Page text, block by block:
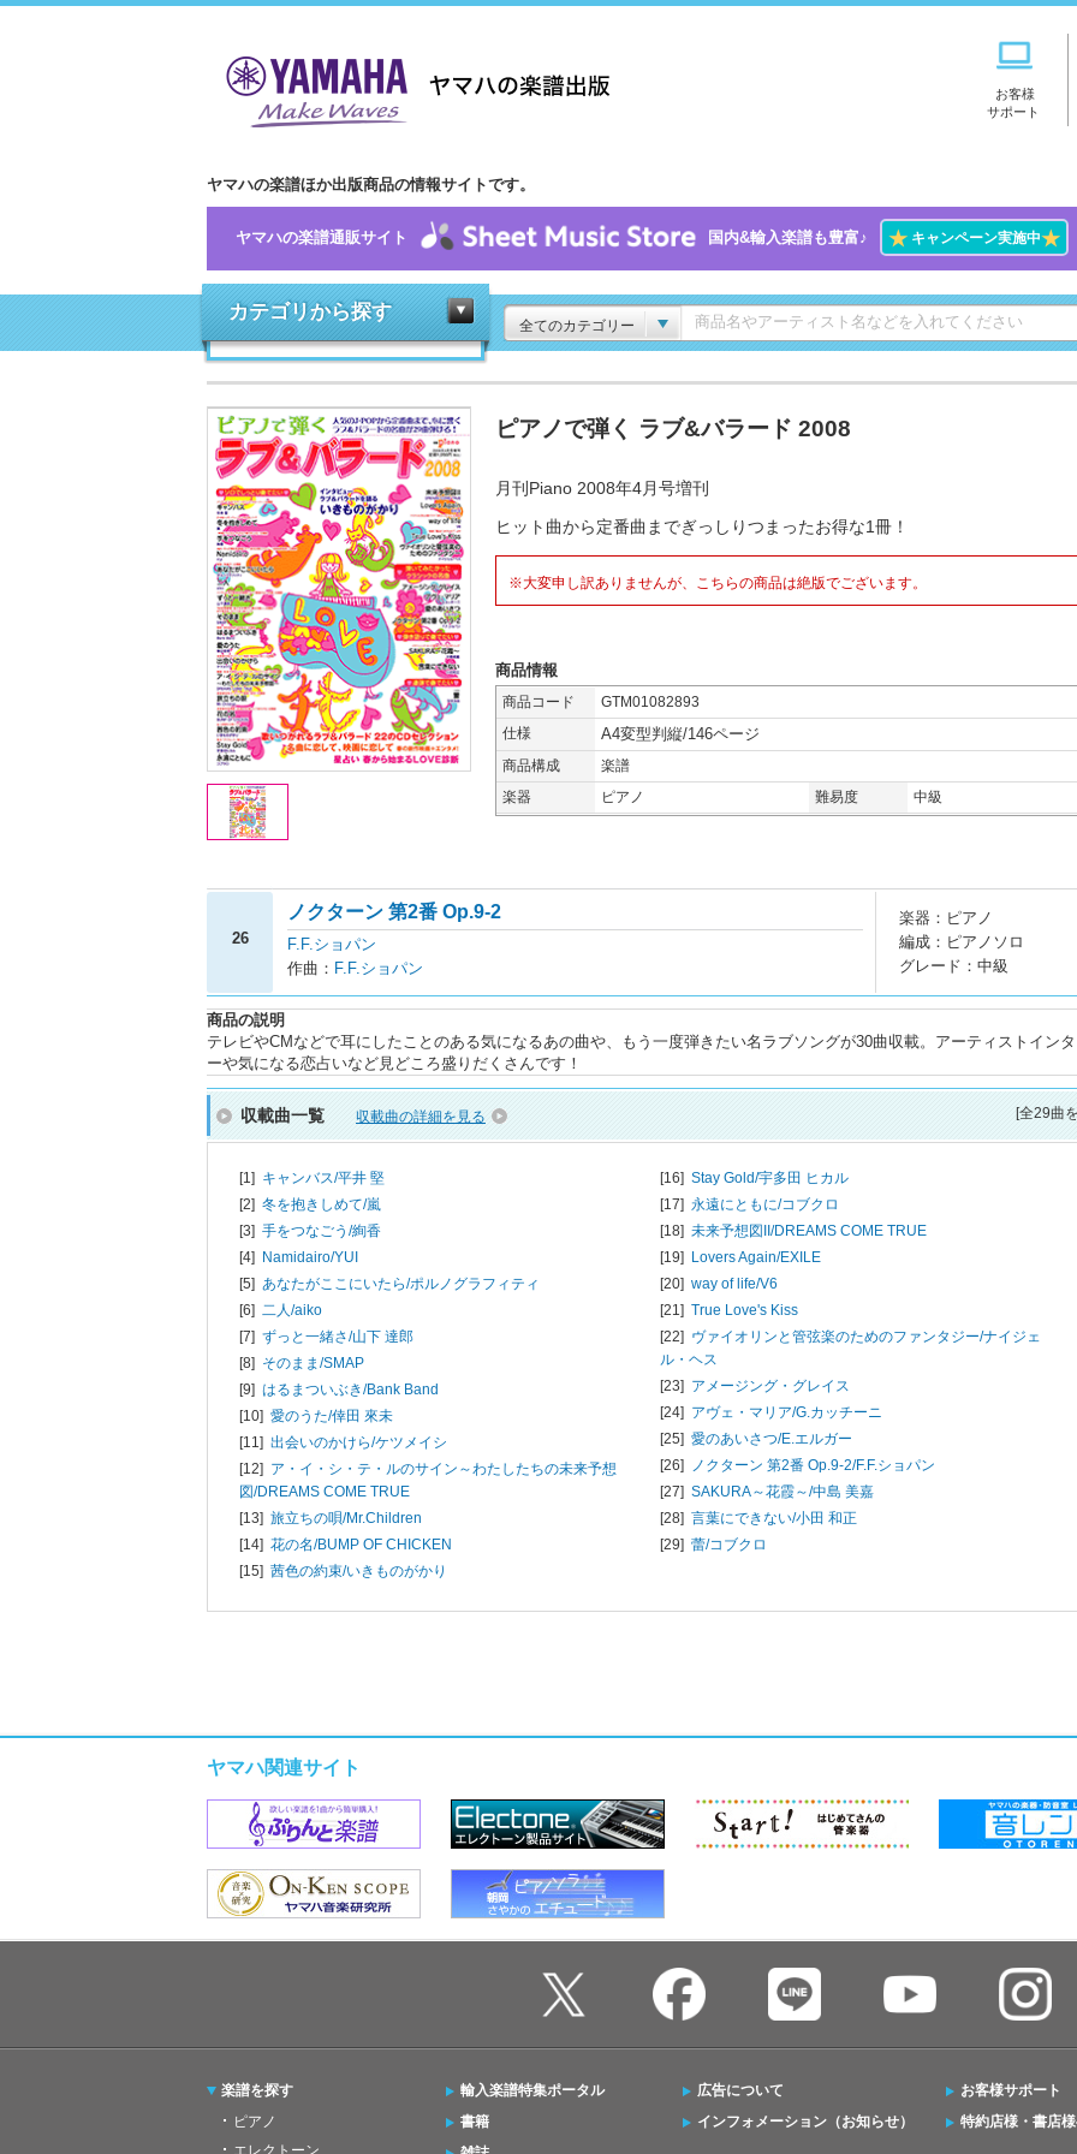
お客様
サポート
ヤマハの楽譜ほか出版商品の情報サイトです。
ヤマハの楽譜通販サイト 国内&輸入楽譜も豊富♪ ★キャンペーン実施中★
カテゴリから探す
全てのカテゴリー
ピアノで弾く ラブ&バラード 2008
月刊Piano 2008年4月号増刊
ヒット曲から定番曲までぎっしりつまったお得な1冊！
※大変申し訳ありませんが、こちらの商品は絶版でございます。
商品情報
商品コード
GTM01082893
仕様
A4変型判縦/146ページ
商品構成
楽譜
楽器
ピアノ 難易度 中級
26
ノクターン 第2番 Op.9-2
F.F.ショパン
作曲： F.F.ショパン
楽器：ピアノ
編成：ピアノソロ
グレード：中級
商品の説明
テレビやCMなどで耳にしたことのある気になるあの曲や、もう一度弾きたい名ラブソングが30曲収載。アーティストイン
ーや気になる恋占いなど見どころ盛りだくさんです！
収載曲一覧 収載曲の詳細を見る [全29曲
[1] キャンバス/平井 堅
[2] 冬を抱きしめて/嵐
[3] 手をつなごう/絢香
[4] Namidairo/YUI
[5] あなたがここにいたら/ポルノグラフィティ
[6] 二人/aiko
[7] ずっと一緒さ/山下 達郎
[8] そのまま/SMAP
[9] はるまついぶき/Bank Band
[10] 愛のうた/倖田 來未
[11] 出会いのかけら/ケツメイシ
[12] ア・イ・シ・テ・ルのサイン～わたしたちの未来予想
図/DREAMS COME TRUE
[13] 旅立ちの唄/Mr.Children
[14] 花の名/BUMP OF CHICKEN
[15] 茜色の約束/いきものがかり
[16] Stay Gold/宇多田 ヒカル
[17] 永遠にともに/コブクロ
[18] 未来予想図II/DREAMS COME TRUE
[19] Lovers Again/EXILE
[20] way of life/V6
[21] True Love's Kiss
[22] ヴァイオリンと管弦楽のためのファンタジー/ナイジェ
ル・ヘス
[23] アメージング・グレイス
[24] アヴェ・マリア/G.カッチーニ
[25] 愛のあいさつ/E.エルガー
[26] ノクターン 第2番 Op.9-2/F.F.ショパン
[27] SAKURA～花霞～/中島 美嘉
[28] 言葉にできない/小田 和正
[29] 蕾/コブクロ
ヤマハ関連サイト
楽譜を探す
ピアノ
エレクトーン
輸入楽譜特集ポータル
書籍
広告について
インフォメーション（お知らせ）
お客様サポート
特約店様・書店